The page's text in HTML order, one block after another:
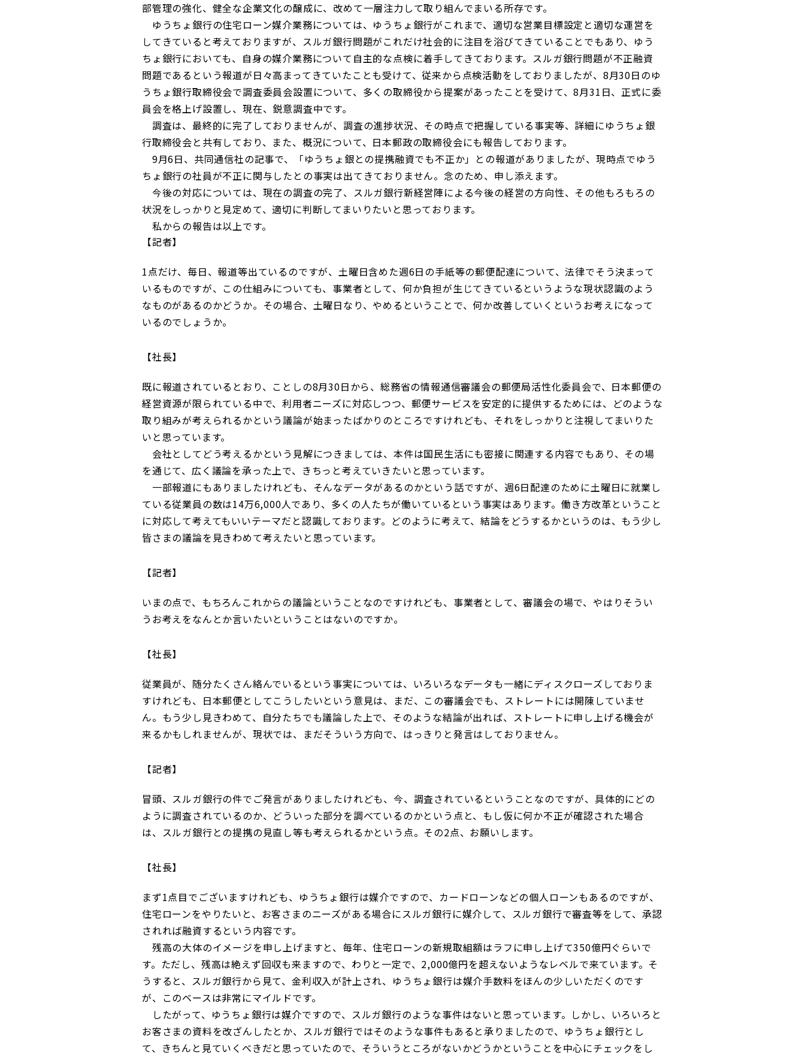
部管理の強化、健全な企業文化の醸成に、改めて一層注力して取り組んでまいる所存です。
ゆうちょ銀行の住宅ローン媒介業務については、ゆうちょ銀行がこれまで、適切な営業目標設定と適切な運営を
してきていると考えておりますが、スルガ銀行問題がこれだけ社会的に注目を浴びてきていることでもあり、ゆう
ちょ銀行においても、自身の媒介業務について自主的な点検に着手してきております。スルガ銀行問題が不正融資
問題であるという報道が日々高まってきていたことも受けて、従来から点検活動をしておりましたが、8月30日のゆ
うちょ銀行取締役会で調査委員会設置について、多くの取締役から提案があったことを受けて、8月31日、正式に委
員会を格上げ設置し、現在、鋭意調査中です。
調査は、最終的に完了しておりませんが、調査の進捗状況、その時点で把握している事実等、詳細にゆうちょ銀
行取締役会と共有しており、また、概況について、日本郵政の取締役会にも報告しております。
9月6日、共同通信社の記事で、「ゆうちょ銀との提携融資でも不正か」との報道がありましたが、現時点でゆう
ちょ銀行の社員が不正に関与したとの事実は出てきておりません。念のため、申し添えます。
今後の対応については、現在の調査の完了、スルガ銀行新経営陣による今後の経営の方向性、その他もろもろの
状況をしっかりと見定めて、適切に判断してまいりたいと思っております。
私からの報告は以上です。
記者
1点だけ、毎日、報道等出ているのですが、土曜日含めた週6日の手紙等の郵便配達について、法律でそう決まって
いるものですが、この仕組みについても、事業者として、何か負担が生じてきているというような現状認識のよう
なものがあるのかどうか。その場合、土曜日なり、やめるということで、何か改善していくというお考えになって
いるのでしょうか。
社長
既に報道されているとおり、ことしの8月30日から、総務省の情報通信審議会の郵便局活性化委員会で、日本郵便の
経営資源が限られている中で、利用者ニーズに対応しつつ、郵便サービスを安定的に提供するためには、どのような
取り組みが考えられるかという議論が始まったばかりのところですけれども、それをしっかりと注視してまいりた
いと思っています。
会社としてどう考えるかという見解につきましては、本件は国民生活にも密接に関連する内容でもあり、その場
を通じて、広く議論を承った上で、きちっと考えていきたいと思っています。
一部報道にもありましたけれども、そんなデータがあるのかという話ですが、週6日配達のために土曜日に就業し
ている従業員の数は14万6,000人であり、多くの人たちが働いているという事実はあります。働き方改革ということ
に対応して考えてもいいテーマだと認識しております。どのように考えて、結論をどうするかというのは、もう少し
皆さまの議論を見きわめて考えたいと思っています。
記者
いまの点で、もちろんこれからの議論ということなのですけれども、事業者として、審議会の場で、やはりそうい
うお考えをなんとか言いたいということはないのですか。
社長
従業員が、随分たくさん絡んでいるという事実については、いろいろなデータも一緒にディスクローズしておりま
すけれども、日本郵便としてこうしたいという意見は、まだ、この審議会でも、ストレートには開陳していませ
ん。もう少し見きわめて、自分たちでも議論した上で、そのような結論が出れば、ストレートに申し上げる機会が
来るかもしれませんが、現状では、まだそういう方向で、はっきりと発言はしておりません。
記者
冒頭、スルガ銀行の件でご発言がありましたけれども、今、調査されているということなのですが、具体的にどの
ように調査されているのか、どういった部分を調べているのかという点と、もし仮に何か不正が確認された場合
は、スルガ銀行との提携の見直し等も考えられるかという点。その2点、お願いします。
社長
まず1点目でございますけれども、ゆうちょ銀行は媒介ですので、カードローンなどの個人ローンもあるのですが、
住宅ローンをやりたいと、お客さまのニーズがある場合にスルガ銀行に媒介して、スルガ銀行で審査等をして、承認
されれば融資するという内容です。
残高の大体のイメージを申し上げますと、毎年、住宅ローンの新規取組額はラフに申し上げて350億円ぐらいで
す。ただし、残高は絶えず回収も来ますので、わりと一定で、2,000億円を超えないようなレベルで来ています。そ
うすると、スルガ銀行から見て、金利収入が計上され、ゆうちょ銀行は媒介手数料をほんの少しいただくのです
が、このベースは非常にマイルドです。
したがって、ゆうちょ銀行は媒介ですので、スルガ銀行のような事件はないと思っています。しかし、いろいろと
お客さまの資料を改ざんしたとか、スルガ銀行ではそのような事件もあると承りましたので、ゆうちょ銀行とし
て、きちんと見ていくべきだと思っていたので、そういうところがないかどうかということを中心にチェックをし